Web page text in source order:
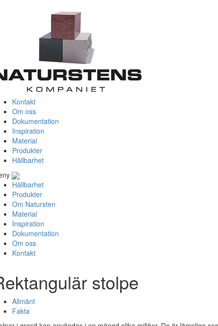
Kontakt
Om oss
Dokumentation
Inspiration
Material
Produkter
Hållbarhet
Hållbarhet
Produkter
Om Natursten
Material
Inspiration
Dokumentation
Om oss
Kontakt
stolpe
Allmänt
Fakta